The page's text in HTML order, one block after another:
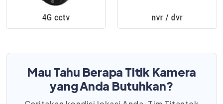
Mau Tahu Berapa Titik Kamera
yang Anda Butuhkan?